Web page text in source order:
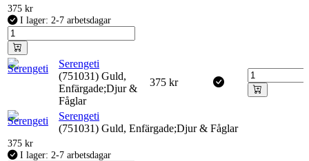
375 kr
I lager: 2-7 arbetsdagar
Serengeti
(751031) Guld,
Enfärgade;Djur &
Fåglar
375 kr
Serengeti
(751031) Guld, Enfärgade;Djur & Fåglar
375 kr
I lager: 2-7 arbetsdagar